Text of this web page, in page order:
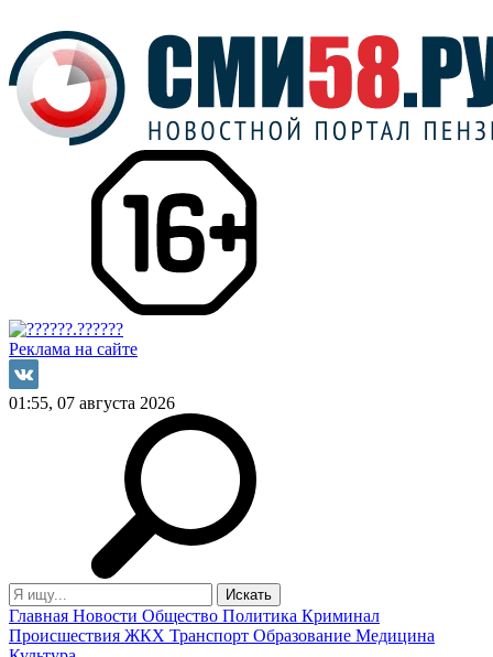
Реклама на сайте
01:55, 07 августа 2026
Главная Новости Общество Политика Криминал
Происшествия ЖКХ Транспорт Образование Медицина